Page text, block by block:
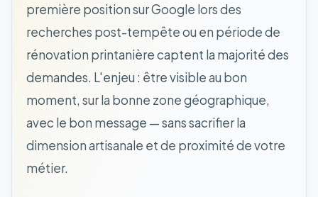
première position sur Google lors des
recherches post-tempête ou en période de
rénovation printanière captent la majorité des
demandes. L'enjeu : être visible au bon
moment, sur la bonne zone géographique,
avec le bon message — sans sacrifier la
dimension artisanale et de proximité de votre
métier.